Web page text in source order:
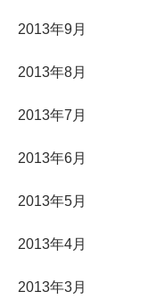
2013年9月
2013年8月
2013年7月
2013年6月
2013年5月
2013年4月
2013年3月